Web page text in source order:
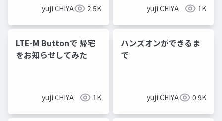
yuji CHIYA 2.5K yuji CHIYA 1K
LTE-M Buttonで 帰宅
をお知らせしてみた
yuji CHIYA 1K
ハンズオンができるま
で
yuji CHIYA 0.9K